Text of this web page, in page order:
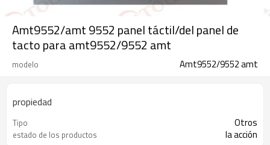
Amt9552/amt 9552 panel táctil/del panel de
tacto para amt9552/9552 amt
modelo Amt9552/9552 amt
propiedad
Tipo Otros
estado de los productos la acción